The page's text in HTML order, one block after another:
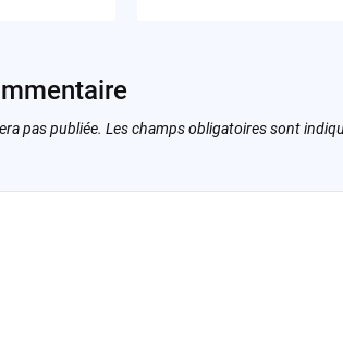
pas publiée. Les champs obligatoires sont